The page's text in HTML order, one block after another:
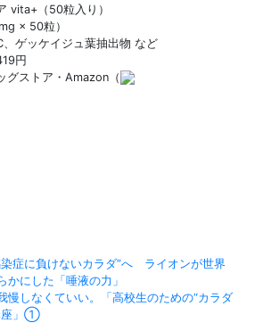
vita+（50粒入り）
× 50粒）
ゲッケイジュ葉抽出物 など
円
グストア・Amazon（
染症に負けないカラダ”へ ライオンが世界
かにした「唾液の力」
慢しなくていい。「高校生のための“カラダ
座」①